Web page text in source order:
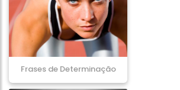
Frases de Determinação